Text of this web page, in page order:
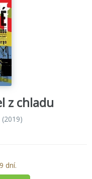
z chladu
(2019)
dní.